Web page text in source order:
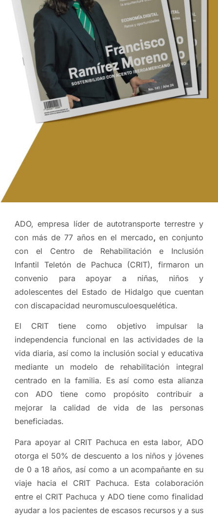
ADO, empresa líder de autotransporte terrestre y
con más de 77 años en el mercado,en conjunto
con el Centro de Rehabilitación e Inclusión
Infantil Teletón de Pachuca (CRIT), firmaron un
convenio para apoyar a niñas, niños y
adolescentes del Estado de Hidalgo que cuentan
con discapacidad neuromusculoesquelética.
El CRIT tiene como objetivo impulsar la
independencia funcional en las actividades de la
vida diaria, así como la inclusión social y educativa
mediante un modelo de rehabilitación integral
centrado en la familia. Es así como esta alianza
con ADO tiene como propósito contribuir a
mejorar la calidad de vida de las personas
beneficiadas.
Para apoyar al CRIT Pachuca en esta labor, ADO
otorga el 50% de descuento a los niños y jóvenes
de 0 a 18 años, así como a un acompañante en su
viaje hacia el CRIT Pachuca. Esta colaboración
entre el CRIT Pachuca y ADO tiene como finalidad
ayudar a los pacientes de escasos recursos y a sus